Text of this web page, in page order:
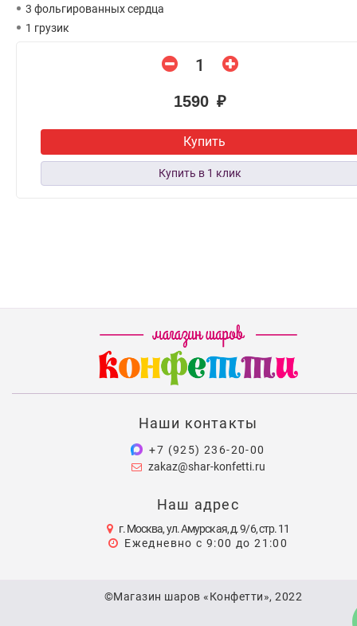
3 фольгированных сердца
1 грузик
1590 ₽
Купить
Наши контакты
+7 (925) 236-20-00
zakaz@shar-konfetti.ru
Наш адрес
г. Москва, ул. Амурская, д. 9/6, стр. 11
Ежедневно с 9:00 до 21:00
©Магазин шаров «Конфетти», 2022